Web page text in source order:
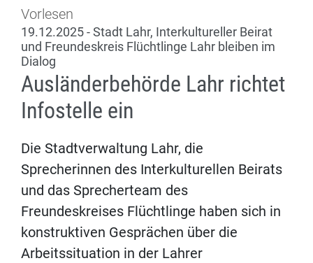
Vorlesen
19.12.2025 - Stadt Lahr, Interkultureller Beirat
und Freundeskreis Flüchtlinge Lahr bleiben im
Dialog
Ausländerbehörde Lahr richtet
Infostelle ein
Die Stadtverwaltung Lahr, die
Sprecherinnen des Interkulturellen Beirats
und das Sprecherteam des
Freundeskreises Flüchtlinge haben sich in
konstruktiven Gesprächen über die
Arbeitssituation in der Lahrer